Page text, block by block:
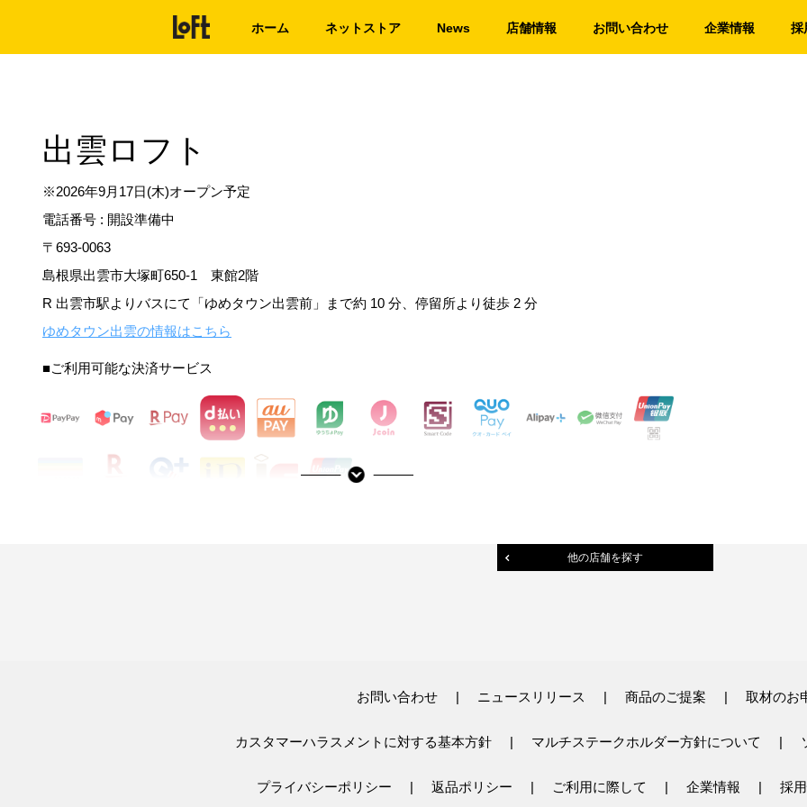
ホーム ネットストア News 店舗情報 お問い合わせ 企業情報 採
出雲ロフト
※2026年9月17日(木)オープン予定
電話番号 : 開設準備中
〒693-0063
島根県出雲市大塚町650-1 東館2階
R 出雲市駅よりバスにて「ゆめタウン出雲前」まで約 10 分、停留所より徒歩 2 分
ゆめタウン出雲の情報はこちら
■ご利用可能な決済サービス
他の店舗を探す
お問い合わせ ニュースリリース 商品のご提案 取材のお
カスタマーハラスメントに対する基本方針 マルチステークホルダー方針について
プライバシーポリシー 返品ポリシー ご利用に際して 企業情報 採